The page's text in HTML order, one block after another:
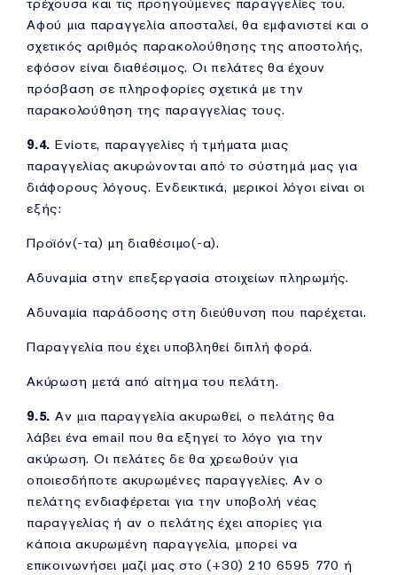
τρέχουσα και τις προηγούμενες παραγγελίες του.
Αφού μια παραγγελία αποσταλεί, θα εμφανιστεί και ο
σχετικός αριθμός παρακολούθησης της αποστολής,
εφόσον είναι διαθέσιμος. Οι πελάτες θα έχουν
πρόσβαση σε πληροφορίες σχετικά με την
παρακολούθηση της παραγγελίας τους.
9.4. Ενίοτε, παραγγελίες ή τμήματα μιας
παραγγελίας ακυρώνονται από το σύστημά μας για
διάφορους λόγους. Ενδεικτικά, μερικοί λόγοι είναι οι
εξής:
Προϊόν(-τα) μη διαθέσιμο(-α).
Αδυναμία στην επεξεργασία στοιχείων πληρωμής.
Αδυναμία παράδοσης στη διεύθυνση που παρέχεται.
Παραγγελία που έχει υποβληθεί διπλή φορά.
Ακύρωση μετά από αίτημα του πελάτη.
9.5. Αν μια παραγγελία ακυρωθεί, ο πελάτης θα
λάβει ένα email που θα εξηγεί το λόγο για την
ακύρωση. Οι πελάτες δε θα χρεωθούν για
οποιεσδήποτε ακυρωμένες παραγγελίες. Αν ο
πελάτης ενδιαφέρεται για την υποβολή νέας
παραγγελίας ή αν ο πελάτης έχει απορίες για
κάποια ακυρωμένη παραγγελία, μπορεί να
επικοινωνήσει μαζί μας στο (+30) 210 6595 770 ή